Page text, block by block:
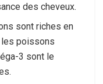
des cheveux.
sont riches en
les poissons
3 sont le